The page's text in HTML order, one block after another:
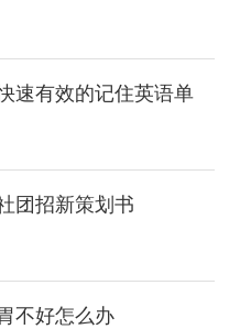
速有效的记住英语单
团招新策划书
不好怎么办